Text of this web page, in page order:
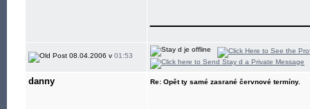
08.04.2006 v 01:53
danny Re: Opět ty samé zasrané červnové termíny.